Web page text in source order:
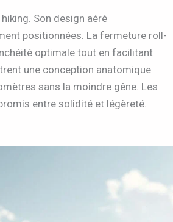
Son design aéré
positionnées. La fermeture roll-
optimale tout en facilitant
une conception anatomique
sans la moindre gêne. Les
entre solidité et légèreté.